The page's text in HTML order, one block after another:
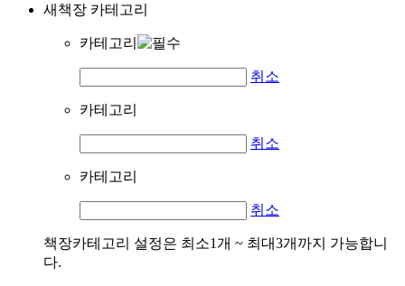
새책장 카테고리
카테고리
취소
카테고리
취소
카테고리
취소
책장카테고리 설정은 최소1개 ~ 최대3개까지 가능합니
다.